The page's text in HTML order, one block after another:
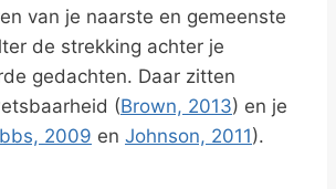
van je naarste en gemeenste
de strekking achter je
gedachten. Daar zitten
(Brown, 2013) en je
2009 en Johnson, 2011).